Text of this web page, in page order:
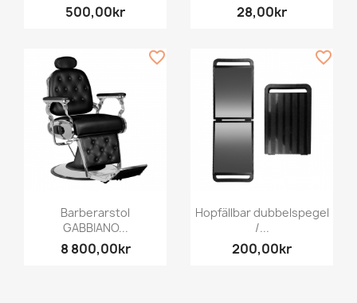
500,00kr 28,00kr
Barberarstol
GABBIANO...
8 800,00kr
favorite_border
Hopfällbar dubbelspegel
/...
200,00kr
favorite_border